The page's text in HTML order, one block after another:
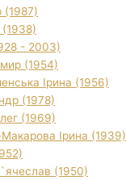
(1987)
(1938)
- 2003)
(1954)
Ірина (1956)
(1978)
(1969)
Ірина (1939)
(1950)